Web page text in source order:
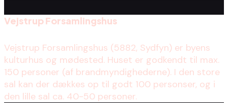
Vejstrup Forsamlingshus
Vejstrup Forsamlingshus (5882, Sydfyn) er byens
kulturhus og mødested. Huset er godkendt til max.
150 personer (af brandmyndighederne). I den store
sal kan der dækkes op til godt 100 personser, og i
den lille sal ca. 40-50 personer.